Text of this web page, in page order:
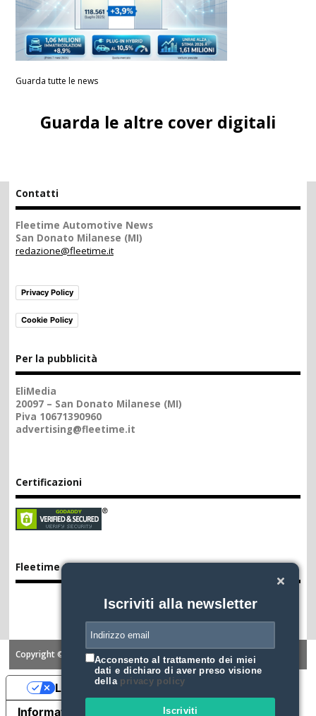
Guarda tutte le news
Iscriviti alla newsletter
Acconsento al trattamento dei miei
dati e dichiaro di aver preso visione
della privacy policy
Iscriviti
Guarda le altre cover digitali
Contatti
Fleetime Automotive News
San Donato Milanese (MI)
redazione@fleetime.it
Privacy Policy
Cookie Policy
Per la pubblicità
EliMedia
20097 – San Donato Milanese (MI)
Piva 10671390960
advertising@fleetime.it
Certificazioni
Fleetime App
Copyright ©2026. FLEETIME
Informativa sulla raccolta
Le tue preferenze relative alla privacy